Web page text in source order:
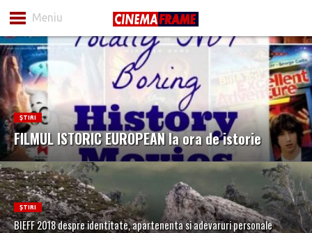
Meniu
ȘTIRI
FILMUL ISTORIC EUROPEAN la ora de istorie
ȘTIRI
BIEFF 2018 despre identitate, apartenenta si adevaruri personale